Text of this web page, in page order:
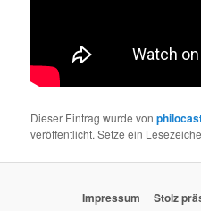
Dieser Eintrag wurde von
veröffentlicht. Setze ein
Impressum Stolz